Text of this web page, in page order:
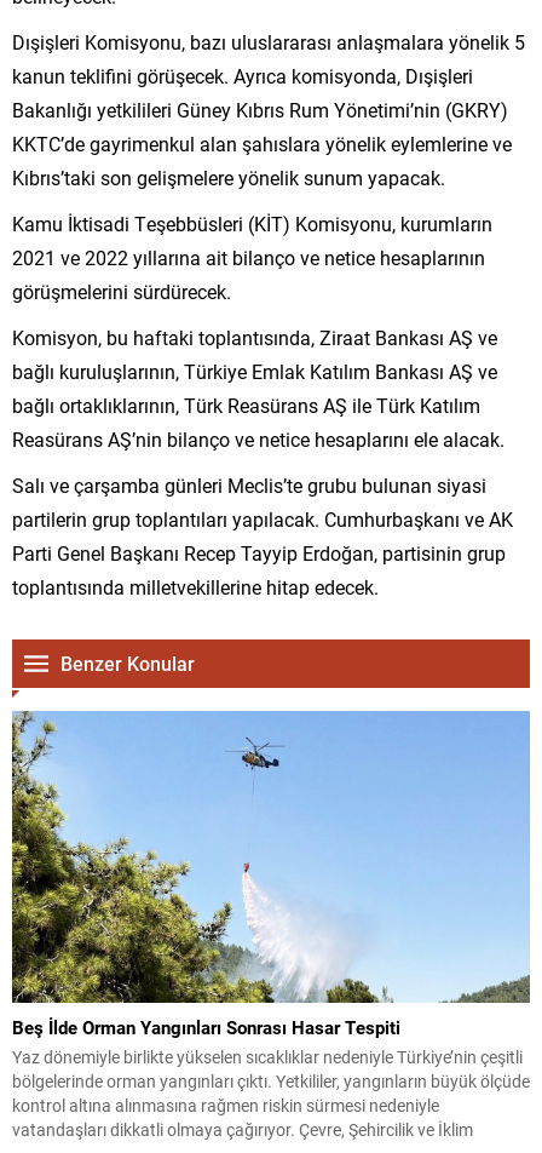
Dışişleri Komisyonu, bazı uluslararası anlaşmalara yönelik 5
kanun teklifini görüşecek. Ayrıca komisyonda, Dışişleri
Bakanlığı yetkilileri Güney Kıbrıs Rum Yönetimi’nin (GKRY)
KKTC’de gayrimenkul alan şahıslara yönelik eylemlerine ve
Kıbrıs’taki son gelişmelere yönelik sunum yapacak.
Kamu İktisadi Teşebbüsleri (KİT) Komisyonu, kurumların
2021 ve 2022 yıllarına ait bilanço ve netice hesaplarının
görüşmelerini sürdürecek.
Komisyon, bu haftaki toplantısında, Ziraat Bankası AŞ ve
bağlı kuruluşlarının, Türkiye Emlak Katılım Bankası AŞ ve
bağlı ortaklıklarının, Türk Reasürans AŞ ile Türk Katılım
Reasürans AŞ’nin bilanço ve netice hesaplarını ele alacak.
Salı ve çarşamba günleri Meclis’te grubu bulunan siyasi
partilerin grup toplantıları yapılacak. Cumhurbaşkanı ve AK
Parti Genel Başkanı Recep Tayyip Erdoğan, partisinin grup
toplantısında milletvekillerine hitap edecek.
Benzer Konular
Beş İlde Orman Yangınları Sonrası Hasar Tespiti
Yaz dönemiyle birlikte yükselen sıcaklıklar nedeniyle Türkiye’nin çeşitli
bölgelerinde orman yangınları çıktı. Yetkililer, yangınların büyük ölçüde
kontrol altına alınmasına rağmen riskin sürmesi nedeniyle
vatandaşları dikkatli olmaya çağırıyor. Çevre, Şehircilik ve İklim